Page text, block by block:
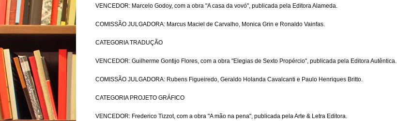
VENCEDOR: Marcelo Godoy, com a obra "A casa da vovó", publicada pela Editora Alameda.
COMISSÃO JULGADORA: Marcus Maciel de Carvalho, Monica Grin e Ronaldo Vainfas.
CATEGORIA TRADUÇÃO
VENCEDOR: Guilherme Gontijo Flores, com a obra "Elegias de Sexto Propércio", publicada pela Editora Autêntica.
COMISSÃO JULGADORA: Rubens Figueiredo, Geraldo Holanda Cavalcanti e Paulo Henriques Britto.
CATEGORIA PROJETO GRÁFICO
VENCEDOR: Frederico Tizzot, com a obra "A mão na pena", publicada pela Arte & Letra Editora.